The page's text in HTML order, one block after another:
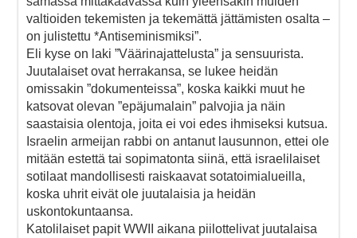
valtioiden tekemisten ja tekemättä jättämisten osalta –
on julistettu *Antiseminismiksi”.
Eli kyse on laki ”Väärinajattelusta” ja sensuurista.
Juutalaiset ovat herrakansa, se lukee heidän
omissakin ”dokumenteissa”, koska kaikki muut he
katsovat olevan ”epäjumalain” palvojia ja näin
saastaisia olentoja, joita ei voi edes ihmiseksi kutsua.
Israelin armeijan rabbi on antanut lausunnon, ettei ole
mitään estettä tai sopimatonta siinä, että israelilaiset
sotilaat mandollisesti raiskaavat sotatoimialueilla,
koska uhrit eivät ole juutalaisia ja heidän
uskontokuntaansa.
Katolilaiset papit WWII aikana piilottelivat juutalaisa